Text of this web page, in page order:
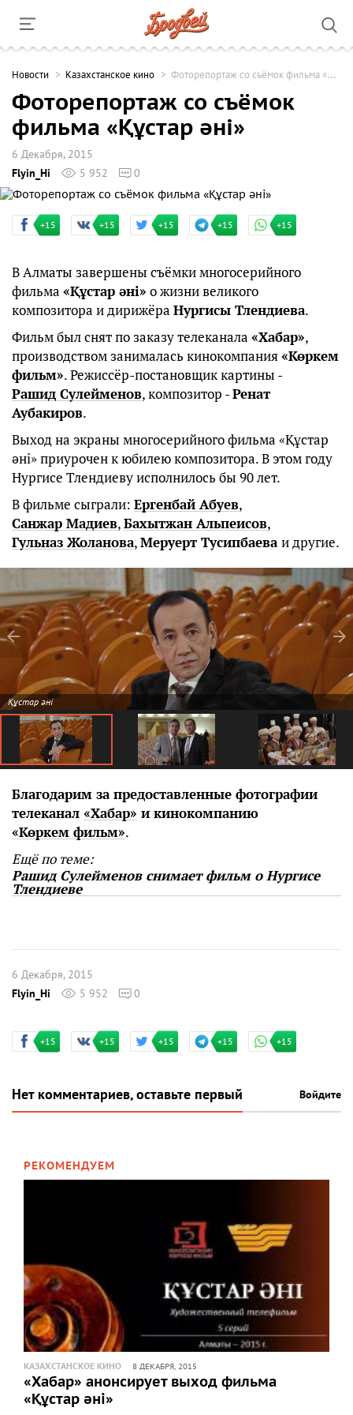
Новости Казахстанское кино Фоторепортаж со съёмок фильма «Құстар әні»
Фоторепортаж со съёмок
фильма «Құстар әні»
6 Декабря, 2015
Flyin_Hi
5 952 0
+15 +15 +15 +15 +15
В Алматы завершены съёмки многосерийного
фильма «Құстар әні» о жизни великого
композитора и дирижёра Нургисы Тлендиева.
Фильм был снят по заказу телеканала «Хабар»,
производством занималась кинокомпания«Көркем
фильм». Режиссёр-постановщик картины -
Рашид Сулейменов, композитор -Ренат
Аубакиров.
Выход на экраны многосерийного фильма «Құстар
әні» приурочен к юбилею композитора. В этом году
Нургисе Тлендиеву исполнилось бы 90 лет.
В фильме сыграли: Ергенбай Абуев,
Санжар Мадиев,Бахытжан Альпеисов,
Гульназ Жоланова,Меруерт Тусипбаеваи другие.
Құстар әні
Благодарим за предоставленные фотографии
телеканал «Хабар» и кинокомпанию
«Көркем фильм».
Ещё по теме:
Рашид Сулейменов снимает фильм о Нургисе
Тлендиеве
6 Декабря, 2015
Flyin_Hi
5 952 0
+15 +15 +15 +15 +15
Нет комментариев, оставьте первый Войдите
РЕКОМЕНДУЕМ
КАЗАХСТАНСКОЕ КИНО 8 ДЕКАБРЯ, 2015
«Хабар» анонсирует выход фильма
«Құстар әні»